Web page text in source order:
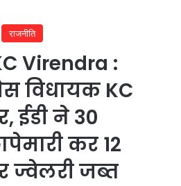
राजनीति
Virendra :
विधायक KC
ईडी ने 30
कर 12
जब्त